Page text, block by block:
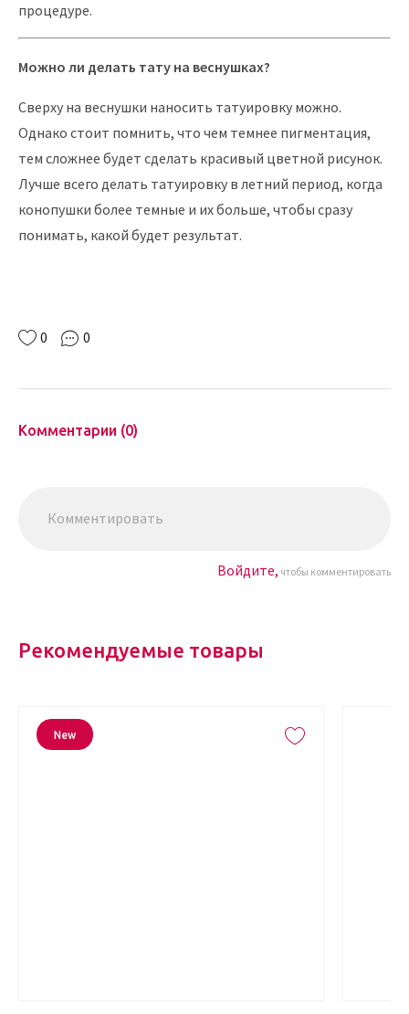
процедуре.
Можно ли делать тату на веснушках?
Сверху на веснушки наносить татуировку можно.
Однако стоит помнить, что чем темнее пигментация,
тем сложнее будет сделать красивый цветной рисунок.
Лучше всего делать татуировку в летний период, когда
конопушки более темные и их больше, чтобы сразу
понимать, какой будет результат.
0 0
Комментарии (0)
Войдите, чтобы комментировать
Рекомендуемые товары
New